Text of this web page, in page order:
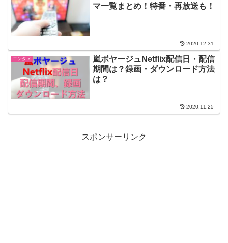
マ一覧まとめ！特番・再放送も！
2020.12.31
エンタメ
嵐ボヤージュNetflix配信日・配信
期間は？録画・ダウンロード方法
は？
2020.11.25
スポンサーリンク